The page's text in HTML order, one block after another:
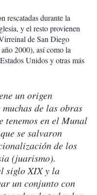
rescatadas durante la
y el resto provienen
de San Diego
2000), así como la
Unidos y otras más
un origen
de las obras
tenemos en el Munal
se salvaron
de los
(juarismo).
siglo XIX y la
un conjunto con